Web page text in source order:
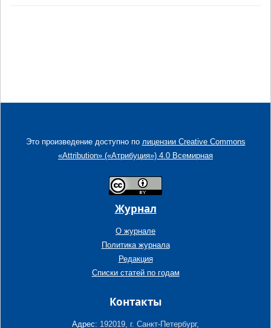
Это произведение доступно по лицензии Creative Commons
«Attribution» («Атрибуция») 4.0 Всемирная
Журнал
О журнале
Политика журнала
Редакция
Списки статей по годам
Контакты
Адрес: 192019, г. Санкт-Петербург,